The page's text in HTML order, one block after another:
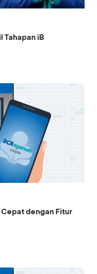
Tahapan iB
dengan Fitur